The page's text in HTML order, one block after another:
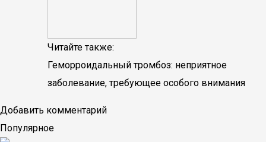
Читайте также:
Геморроидальный тромбоз: неприятное
заболевание, требующее особого внимания
Добавить комментарий
Популярное